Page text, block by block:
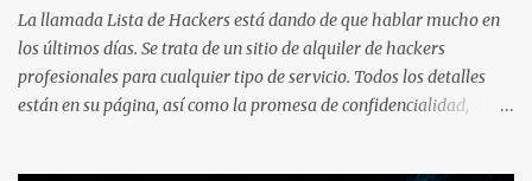
La llamada Lista de Hackers está dando de que hablar mucho en
los últimos días. Se trata de un sitio de alquiler de hackers
profesionales para cualquier tipo de servicio. Todos los detalles
están en su página, así como la promesa de confidencialidad,